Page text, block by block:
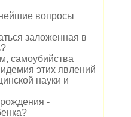
вопросы
заложенная в
самоубийства
этих явлений
науки и
-